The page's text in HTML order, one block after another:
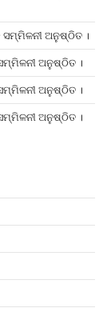
ଅନୁଷ୍ଠିତ ।
ଅନୁଷ୍ଠିତ ।
ଅନୁଷ୍ଠିତ ।
ଅନୁଷ୍ଠିତ ।